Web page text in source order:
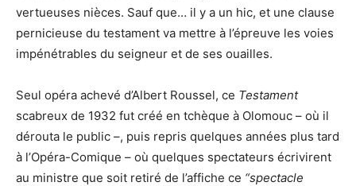
vertueuses nièces. Sauf que… il y a un hic, et une clause
pernicieuse du testament va mettre à l’épreuve les voies
impénétrables du seigneur et de ses ouailles.
Seul opéra achevé d’Albert Roussel, ce Testament
scabreux de 1932 fut créé en tchèque à Olomouc – où il
dérouta le public –, puis repris quelques années plus tard
à l’Opéra-Comique – où quelques spectateurs écrivirent
au ministre que soit retiré de l’affiche ce “spectacle